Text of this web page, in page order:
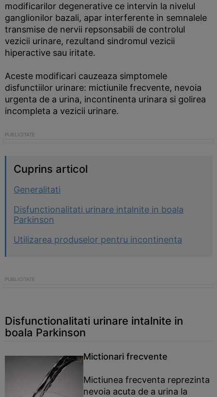
modificarilor degenerative ce intervin la nivelul
ganglionilor bazali, apar interferente in semnalele
transmise de nervii repsonsabili de controlul
vezicii urinare, rezultand sindromul vezicii
hiperactive sau iritate.
Aceste modificari cauzeaza simptomele
disfunctiilor urinare: mictiunile frecvente, nevoia
urgenta de a urina, incontinenta urinara si golirea
incompleta a vezicii urinare.
Cuprins articol
Generalitati
Disfunctionalitati urinare intalnite in boala
Parkinson
Utilizarea produselor pentru incontinenta
Disfunctionalitati urinare intalnite in
boala Parkinson
Mictionari frecvente
Mictiunea frecventa reprezinta
nevoia acuta de a urina la